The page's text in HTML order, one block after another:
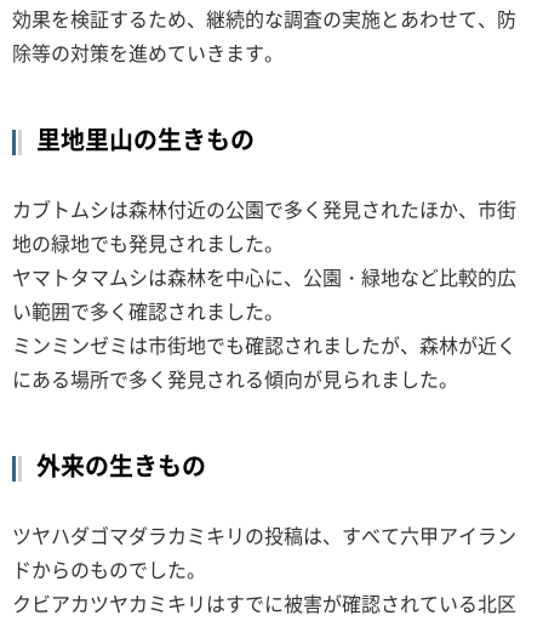
効果を検証するため、継続的な調査の実施とあわせて、防
除等の対策を進めていきます。
里地里山の生きもの
カブトムシは森林付近の公園で多く発見されたほか、市街
地の緑地でも発見されました。
ヤマトタマムシは森林を中心に、公園・緑地など比較的広
い範囲で多く確認されました。
ミンミンゼミは市街地でも確認されましたが、森林が近く
にある場所で多く発見される傾向が見られました。
外来の生きもの
ツヤハダゴマダラカミキリの投稿は、すべて六甲アイラン
ドからのものでした。
クビアカツヤカミキリはすでに被害が確認されている北区